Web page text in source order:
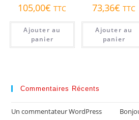
105,00€ TTC
Ajouter au
panier
73,36€ TTC
Ajouter au
panier
Commentaires Récents
Un commentateur WordPress